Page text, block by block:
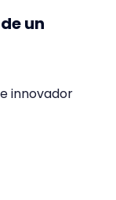
un
innovador